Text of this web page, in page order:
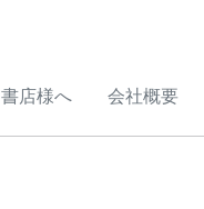
書店様へ 会社概要